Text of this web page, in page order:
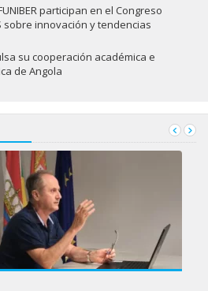
participan en el Congreso
sobre innovación y tendencias
su cooperación académica e
de Angola